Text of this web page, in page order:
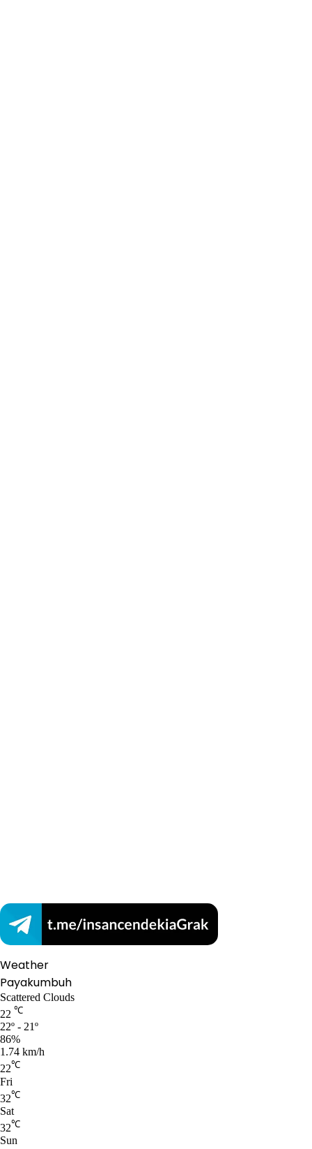
Weather
Payakumbuh
Scattered Clouds
22 ℃
22º - 21º
86%
1.74 km/h
22℃
Fri
32℃
Sat
32℃
Sun